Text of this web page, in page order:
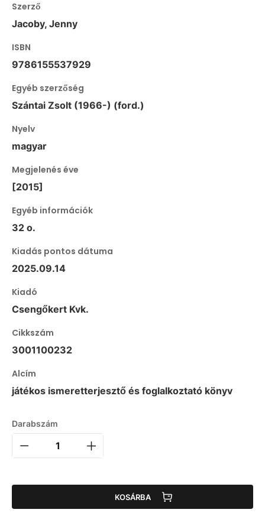
Szerző
Jacoby, Jenny
ISBN
9786155537929
Egyéb szerzőség
Szántai Zsolt (1966-) (ford.)
Nyelv
magyar
Megjelenés éve
[2015]
Egyéb információk
32 o.
Kiadás pontos dátuma
2025.09.14
Kiadó
Csengőkert Kvk.
Cikkszám
3001100232
Alcím
játékos ismeretterjesztő és foglalkoztató könyv
Darabszám
KOSÁRBA